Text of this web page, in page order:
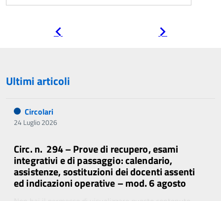
Ultimi articoli
Circolari
24 Luglio 2026
Circ. n. 294 – Prove di recupero, esami
integrativi e di passaggio: calendario,
assistenze, sostituzioni dei docenti assenti
ed indicazioni operative – mod. 6 agosto